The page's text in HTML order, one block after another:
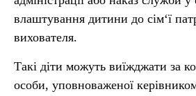
влаштування дитини до сім‘ї
вихователя.
Такі діти можуть виїжджати за
особи, уповноваженої